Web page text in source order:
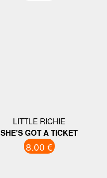
LITTLE RICHIE
SHE'S GOT A TICKET
8.00 €